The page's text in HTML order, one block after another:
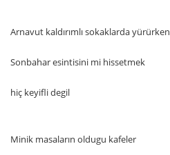
Arnavut kaldırımlı sokaklarda yürürken
Sonbahar esintisini mi hissetmek
hiç keyifli degil
Minik masaların oldugu kafeler